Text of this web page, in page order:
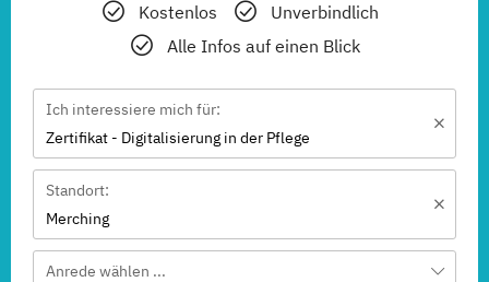
Kostenlos
Unverbindlich
Alle Infos auf einen Blick
Ich interessiere mich für:
Zertifikat - Digitalisierung in der Pflege
Standort:
Merching
Anrede wählen ...